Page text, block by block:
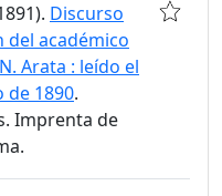
Discurso
del académico
Arata : leído el
de 1890.
Imprenta de